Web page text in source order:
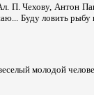
П. Чехову, Антон
Буду ловить
молодой